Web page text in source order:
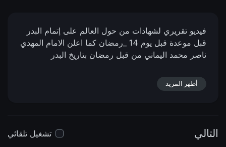
فيديو تقريري لشهادات من حول العالم على إتمام البدر
قبل موعدة قبل يوم 14 _رمضان كما اعلن الامام المهدي
ناصر محمد اليماني من قبل رمضان بتاريخ البدر
أظهر المزيد
التالي
تشغيل تلقائي